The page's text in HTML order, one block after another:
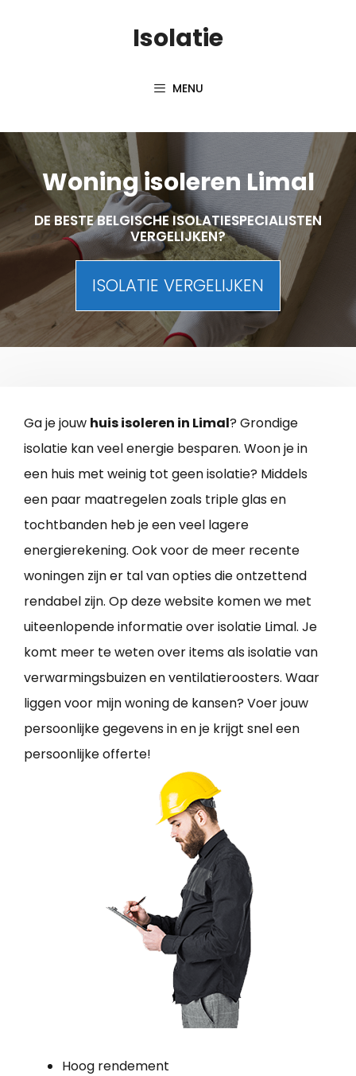
Isolatie
MENU
Woning isoleren Limal
DE BESTE BELGISCHE ISOLATIESPECIALISTEN
VERGELIJKEN?
ISOLATIE VERGELIJKEN
Ga je jouw huis isoleren in Limal? Grondige
isolatie kan veel energie besparen. Woon je in
een huis met weinig tot geen isolatie? Middels
een paar maatregelen zoals triple glas en
tochtbanden heb je een veel lagere
energierekening. Ook voor de meer recente
woningen zijn er tal van opties die ontzettend
rendabel zijn. Op deze website komen we met
uiteenlopende informatie over isolatie Limal. Je
komt meer te weten over items als isolatie van
verwarmingsbuizen en ventilatieroosters. Waar
liggen voor mijn woning de kansen? Voer jouw
persoonlijke gegevens in en je krijgt snel een
persoonlijke offerte!
Hoog rendement